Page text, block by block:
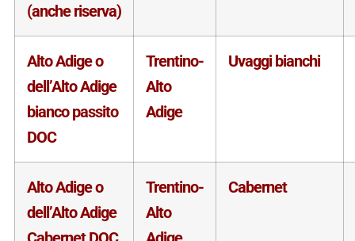
(anche riserva)
Alto Adige o
dell’Alto Adige
bianco passito
DOC
Trentino-
Alto
Adige
Uvaggi bianchi
Alto Adige o
dell’Alto Adige
Trentino-
Alto
Cabernet